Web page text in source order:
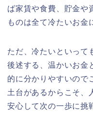
ば家賃や食費、貯金や
ものは全て冷たいお金
ただ、冷たいといって
後述する、温かいお金
的に分かりやすいので
土台があるからこそ、
安心して次の一歩に挑